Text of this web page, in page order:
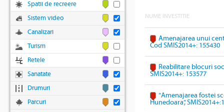
NUME INVESTITIE
Amenajarea unui
Cod SMIS2014+: 155430
Reabilitare blocuri
SMIS2014+: 153577
”Amenajarea fostei
Hunedoara”,
Spatii de recreere
Sistem video
Canalizari
Turism
Retele
Sanatate
Drumuri
Parcuri